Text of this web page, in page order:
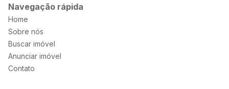
Navegação rápida
Home
Sobre nós
Buscar imóvel
Anunciar imóvel
Contato